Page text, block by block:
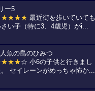
ー5
最近街を歩いていても
さい子（特に3、4歳児）がi...
魚の島のひみつ
☆ 小6の子供と行きまし
。 セイレーンがめっちゃ怖か...